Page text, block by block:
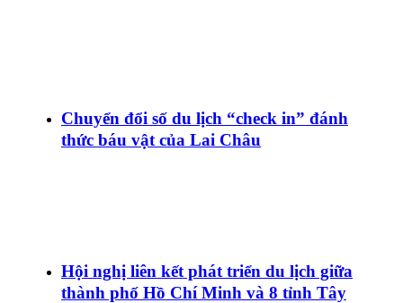
Chuyển đổi số du lịch “check in” đánh
thức báu vật của Lai Châu
Hội nghị liên kết phát triển du lịch giữa
thành phố Hồ Chí Minh và 8 tỉnh Tây